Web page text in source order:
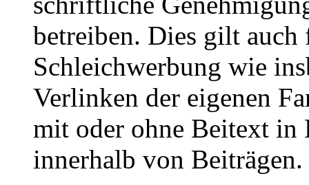
betreiben. Dies gilt auch
Schleichwerbung wie
Verlinken der eigenen
mit oder ohne Beitext in
innerhalb von Beiträgen.